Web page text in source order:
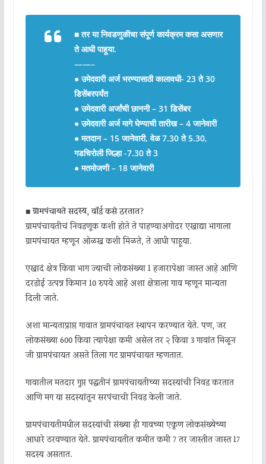
■तर या निवडणुकीचा संपूर्ण कार्यक्रम कसा असणार
ते आधी पाहूया.
——–
●उमेदवारी अर्ज भरण्यासाठी कालावधी- 23 ते 30
डिसेंबरपर्यंत
● उमेदवारी अर्जांची छाननी – 31 डिसेंबर
● उमेदवारी अर्ज मागे घेण्याची तारीख – 4 जानेवारी
● मतदान – 15 जानेवारी, वेळ 7.30 ते 5.30,
गडचिरोली जिल्हा -7.30 ते 3
● मतमोजणी – 18 जानेवारी
■ग्रामपंचायते सदस्य, वॉर्ड कसे ठरतात?
ग्रामपंचायतीचं निवडणूक कशी होते ते पाहण्याअगोदर एखाद्या भागाला
ग्रामपंचायत म्हणून ओळख कशी मिळते, ते आधी पाहूया.
एखादं क्षेत्र किंवा भाग ज्याची लोकसंख्या 1 हजारापेक्षा जास्त आहे आणि
दरडोई उत्पन्न किमान 10 रुपये आहे अशा क्षेत्राला गाव म्हणून मान्यता
दिली जाते.
अशा मान्यताप्राप्त गावात ग्रामपंचायत स्थापन करण्यात येते. पण, जर
लोकसंख्या 600 किंवा त्यापेक्षा कमी असेल तर २ किंवा 3 गावांत मिळून
जी ग्रामपंचायत असते तिला गट ग्रामपंचायत म्हणतात.
गावातील मतदार गुप्त पद्धतीनं ग्रामपंचायतीच्या सदस्यांची निवड करतात
आणि मग या सदस्यांतून सरपंचाची निवड केली जाते.
ग्रामपंचायतीमधील सदस्यांची संख्या ही गावच्या एकूण लोकसंख्येच्या
आधारे ठरवण्यात येते. ग्रामपंचायतीत कमीत कमी 7 तर जास्तीत जास्त 17
सदस्य असतात.